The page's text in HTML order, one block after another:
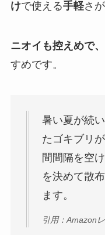
けで使える手軽さ
ニオイも控えめで
すめです。
暑い夏が続
たゴキブリ
間間隔を空
を決めて散
ます。
引用：Amazon